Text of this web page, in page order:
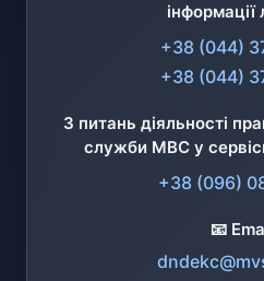
+38 (044)
+38 (044)
З питань діяльності
служби МВС у
+38 (096)
📧